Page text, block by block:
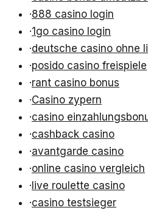
·888 casino login
·1go casino login
·deutsche casino ohne
·posido casino freispiele
·rant casino bonus
·Casino zypern
·casino
·cashback casino
·avantgarde casino
·online casino vergleich
· live roulette casino
·casino testsieger